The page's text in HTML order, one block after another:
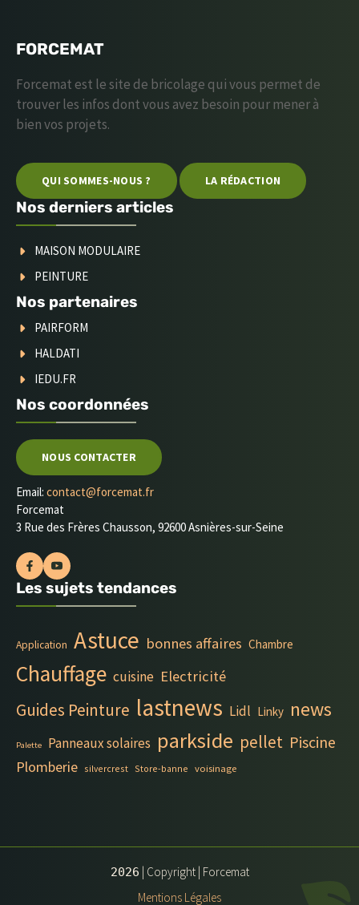
FORCEMAT
Forcemat est le site de bricolage qui vous permet de
trouver les infos dont vous avez besoin pour mener à
bien vos projets.
QUI SOMMES-NOUS ? LA RÉDACTION
Nos derniers articles
MAISON MODULAIRE
PEINTURE
Nos partenaires
PAIRFORM
HALDATI
IEDU.FR
Nos coordonnées
NOUS CONTACTER
Email: contact@forcemat.fr
Forcemat
3 Rue des Frères Chausson, 92600 Asnières-sur-Seine
Les sujets tendances
Application Astuce bonnes affaires Chambre
Chauffage cuisine Electricité
Guides Peinture lastnews Lidl Linky news
Palette Panneaux solaires parkside pellet Piscine
Plomberie silvercrest Store-banne voisinage
2026 | Copyright | Forcemat
Mentions Légales